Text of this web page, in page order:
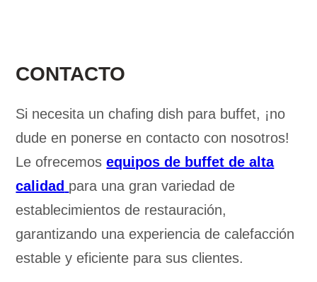
CONTACTO
Si necesita un chafing dish para buffet, ¡no
dude en ponerse en contacto con nosotros!
Le ofrecemosequipos de buffet de alta
calidad para una gran variedad de
establecimientos de restauración,
garantizando una experiencia de calefacción
estable y eficiente para sus clientes.